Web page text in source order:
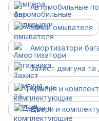
Автомобильные
Бачки омывателя
Амортизатори
Захист двигуна
Крылья и
Двери и